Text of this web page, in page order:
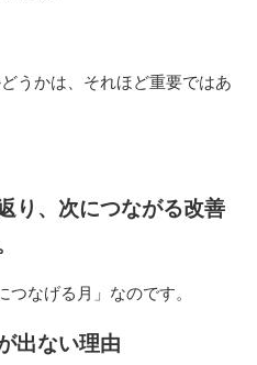
うかは、それほど重要ではあ
り、次につながる改善
なげる月」なのです。
出ない理由